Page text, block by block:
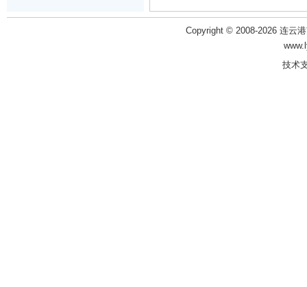
Copyright © 2008-2026 连云
技术